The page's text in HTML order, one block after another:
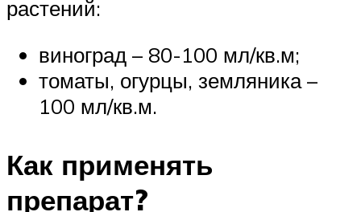
растений:
виноград – 80-100 мл/кв.м;
томаты, огурцы, земляника –
100 мл/кв.м.
Как применять
препарат?